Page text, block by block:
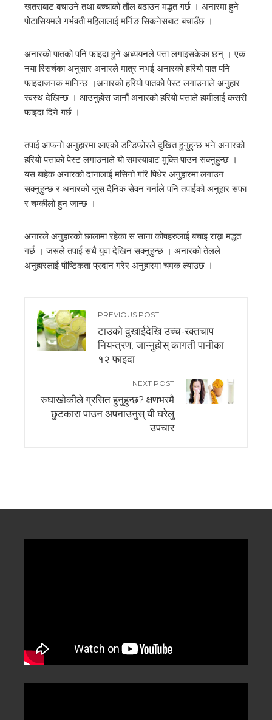
खतराबाट बचाउने तथा बच्चाको तौल बढाउन मद्धत गर्छ । अनारमा हुने
पोटासियमले गर्भवती महिलालाई मर्निङ सिकनेसबाट बचाउँछ ।
अनारको पातको पनि फाइदा हुने अध्ययनले पत्ता लगाइसकेका छन् । एक
नया रिसर्चका अनुसार अनारले मात्र नभई अनारको हरियो पात पनि
फाइदाजनक मानिन्छ ।अनारको हरियो पातको पेस्ट लगाउनाले अनुहार
स्वस्थ देखिन्छ । आउनुहोस जानौं अनारको हरियो पत्ताले हामीलाई कसरी
फाइदा दिने गर्छ ।
तपाई आफनो अनुहारमा आएको डन्डिफोरले दुखित हुनुहुन्छ भने अनारको
हरियो पत्ताको पेस्ट लगाउनाले यो समस्याबाट मुक्ति पाउन सक्नुहुन्छ ।
यस बाहेक अनारको दानालाई मसिनो गरि पिधेर अनुहारमा लगाउन
सक्नुहुन्छ र अनारको जुस दैनिक सेवन गर्नाले पनि तपाईको अनुहार सफा
र चम्कीलो हुन जान्छ ।
अनारले अनुहारको छालामा रहेका स साना कोषहरुलाई बचाइ राख्न मद्धत
गर्छ । जसले तपाई सधै युवा देखिन सक्नुहुन्छ । अनारको तेलले
अनुहारलाई पौष्टिकता प्रदान गरेर अनुहारमा चमक ल्याउछ ।
PREVIOUS POST
टाउको दुखाईदेखि उच्च-रक्तचाप
नियन्त्रण, जान्नुहोस् कागती पानीका
१२ फाइदा
NEXT POST
रुघाखोकीले ग्रसित हुनुहुन्छ? क्षणभरमै
छुटकारा पाउन अपनाउनुस् यी घरेलु
उपचार